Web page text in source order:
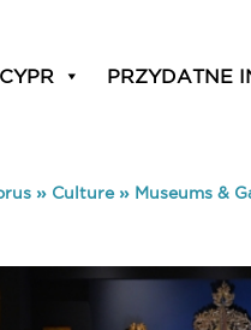
PRZYDATNE
» Culture» Museums &